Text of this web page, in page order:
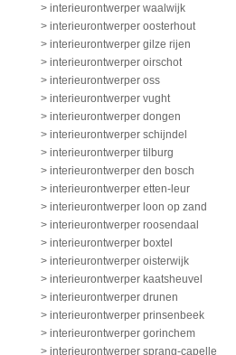
> interieurontwerper waalwijk
> interieurontwerper oosterhout
> interieurontwerper gilze rijen
> interieurontwerper oirschot
> interieurontwerper oss
> interieurontwerper vught
> interieurontwerper dongen
> interieurontwerper schijndel
> interieurontwerper tilburg
> interieurontwerper den bosch
> interieurontwerper etten-leur
> interieurontwerper loon op zand
> interieurontwerper roosendaal
> interieurontwerper boxtel
> interieurontwerper oisterwijk
> interieurontwerper kaatsheuvel
> interieurontwerper drunen
> interieurontwerper prinsenbeek
> interieurontwerper gorinchem
> interieurontwerper sprang-capelle